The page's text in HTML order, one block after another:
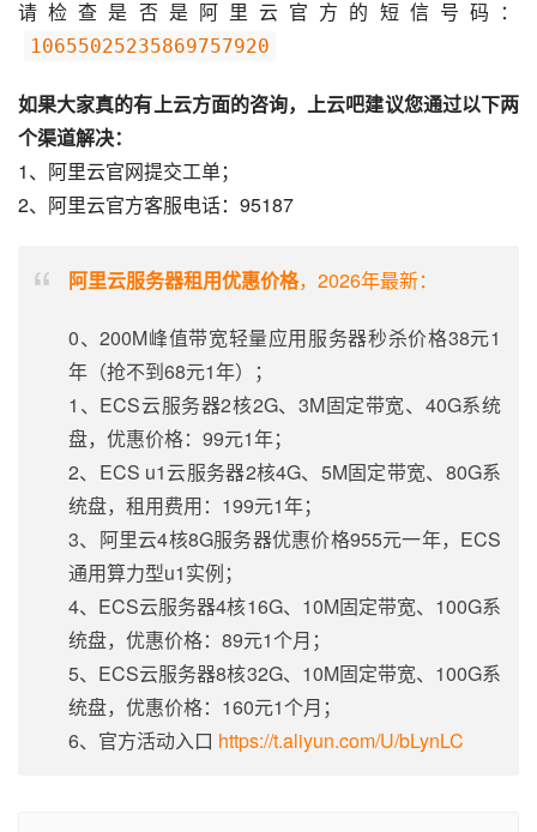
请检查是否是阿里云官方的短信号码：
10655025235869757920
如果大家真的有上云方面的咨询，上云吧建议您通过以下两
个渠道解决：
1、阿里云官网提交工单；
2、阿里云官方客服电话：95187
阿里云服务器租用优惠价格，2026年最新：
0、200M峰值带宽轻量应用服务器秒杀价格38元1
年（抢不到68元1年）；
1、ECS云服务器2核2G、3M固定带宽、40G系统
盘，优惠价格：99元1年；
2、ECS u1云服务器2核4G、5M固定带宽、80G系
统盘，租用费用：199元1年；
3、阿里云4核8G服务器优惠价格955元一年，ECS
通用算力型u1实例；
4、ECS云服务器4核16G、10M固定带宽、100G系
统盘，优惠价格：89元1个月；
5、ECS云服务器8核32G、10M固定带宽、100G系
统盘，优惠价格：160元1个月；
6、官方活动入口 https://t.aliyun.com/U/bLynLC